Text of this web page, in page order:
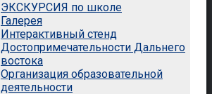
ЭКСКУРСИЯ по школе
Галерея
Интерактивный стенд
Достопримечательности Дальнего
востока
Организация образовательной
деятельности